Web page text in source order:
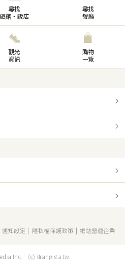
尋找
旅館・飯店
尋找
餐廳
觀光
資訊
購物
一覽
通知設定 隱私權保護政策 網站營運企業
Inc. (c) Brangista.tw.